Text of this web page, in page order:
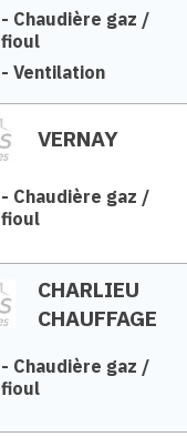
- Chaudière gaz /
fioul
- Ventilation
VERNAY
- Chaudière gaz /
fioul
CHARLIEU
CHAUFFAGE
- Chaudière gaz /
fioul